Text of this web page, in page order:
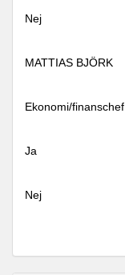
Nej
MATTIAS BJÖRK
Ekonomi/finanschef
Ja
Nej